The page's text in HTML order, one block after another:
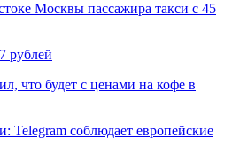
Москвы пассажира такси с 45
рублей
что будет с ценами на кофе в
Telegram соблюдает европейские